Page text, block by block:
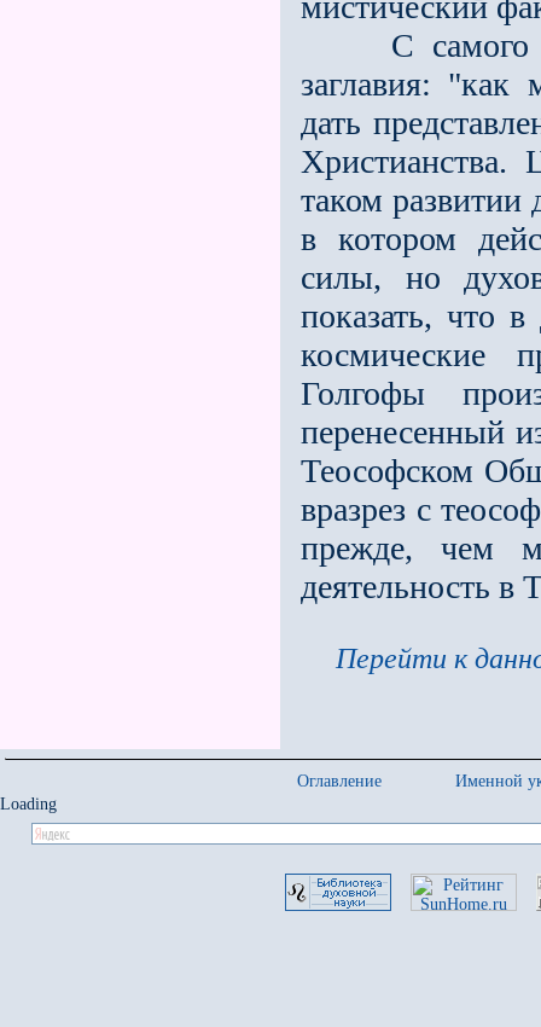
С самого
заглавия: "как
дать
Христианства.
таком
в котором
силы, но
показать, что
космические
Голгофы
перенесенный
Теософском
вразрез с
прежде, чем
деятельность
Перейти к
Оглавление
Именной
Loading